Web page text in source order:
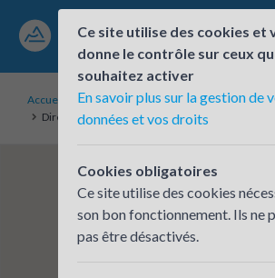
Accueil
Établissements inscrits
Direction des bâtiments - Conseil départemental
Ce site utilise des cookies et
donne le contrôle sur ceux
souhaitez activer
En savoir plus sur la gestion de
données et vos droits
Cookies obligatoires
Ce site utilise des cookies
son bon fonctionnement. Ils ne
pas être désactivés.